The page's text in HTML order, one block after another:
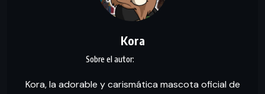
Kora
Kora, la adorable y carismática mascota oficial de